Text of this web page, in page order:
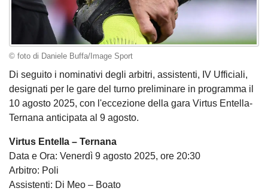
© foto di Daniele Buffa/Image Sport
Di seguito i nominativi degli arbitri, assistenti, IV Ufficiali,
designati per le gare del turno preliminare in programma il
10 agosto 2025, con l'eccezione della gara Virtus Entella-
Ternana anticipata al 9 agosto.
Virtus Entella – Ternana
Data e Ora: Venerdì 9 agosto 2025, ore 20:30
Arbitro: Poli
Assistenti: Di Meo – Boato